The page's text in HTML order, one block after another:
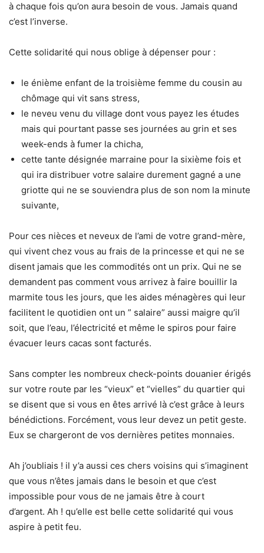
à chaque fois qu’on aura besoin de vous. Jamais quand
c’est l’inverse.
Cette solidarité qui nous oblige à dépenser pour :
le énième enfant de la troisième femme du cousin au
chômage qui vit sans stress,
le neveu venu du village dont vous payez les études
mais qui pourtant passe ses journées au grin et ses
week-ends à fumer la chicha,
cette tante désignée marraine pour la sixième fois et
qui ira distribuer votre salaire durement gagné a une
griotte qui ne se souviendra plus de son nom la minute
suivante,
Pour ces nièces et neveux de l’ami de votre grand-mère,
qui vivent chez vous au frais de la princesse et qui ne se
disent jamais que les commodités ont un prix. Qui ne se
demandent pas comment vous arrivez à faire bouillir la
marmite tous les jours, que les aides ménagères qui leur
facilitent le quotidien ont un ” salaire” aussi maigre qu’il
soit, que l’eau, l’électricité et même le spiros pour faire
évacuer leurs cacas sont facturés.
Sans compter les nombreux check-points douanier érigés
sur votre route par les “vieux” et “vielles” du quartier qui
se disent que si vous en êtes arrivé là c’est grâce à leurs
bénédictions. Forcément, vous leur devez un petit geste.
Eux se chargeront de vos dernières petites monnaies.
Ah j’oubliais ! il y’a aussi ces chers voisins qui s’imaginent
que vous n’êtes jamais dans le besoin et que c’est
impossible pour vous de ne jamais être à court
d’argent. Ah ! qu’elle est belle cette solidarité qui vous
aspire à petit feu.